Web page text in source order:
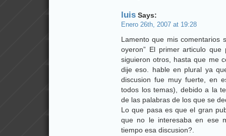
luis Says:
Enero 26th, 2007 at 19:28
Lamento que mis comentarios
oyeron” El primer articulo
siguieron otros, hasta que me
dije eso. hable en plural ya
discusion fue muy fuerte, en
todos los temas), debido a la
de las palabras de los que se
Lo que pasa es que el gran
que no le interesaba en ese
tiempo esa discusion?.